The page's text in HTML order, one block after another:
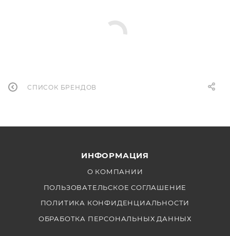
СПИСОК БРЕНДОВ
ИНФОРМАЦИЯ
О КОМПАНИИ
ПОЛЬЗОВАТЕЛЬСКОЕ СОГЛАШЕНИЕ
ПОЛИТИКА КОНФИДЕНЦИАЛЬНОСТИ
ОБРАБОТКА ПЕРСОНАЛЬНЫХ ДАННЫХ